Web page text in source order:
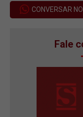
CONVERSAR
Fale